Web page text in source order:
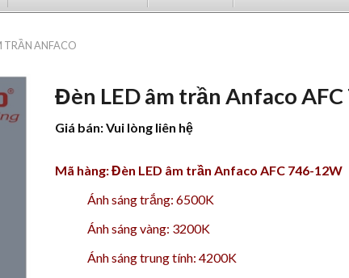
TRẦN ANFACO
Đèn LED âm trần Anfaco
Giá bán: Vui lòng liên hệ
Mã hàng: Đèn LED âm trần Anfaco AFC 746-12W
Ánh sáng trắng: 6500K
Ánh sáng vàng: 3200K
Ánh sáng trung tính: 4200K